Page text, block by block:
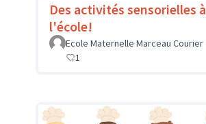
Des activités sensorielles à
l'école!
Ecole Maternelle Marceau Courier
1